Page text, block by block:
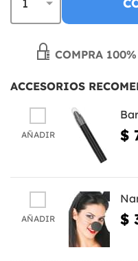
COMPRA
ACCESORIOS
AÑADIR $
AÑADIR $